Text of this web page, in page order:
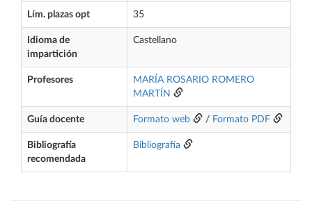
Lím. plazas opt 35
Idioma de
impartición
Castellano
Profesores
MARÍA ROSARIO ROMERO
MARTÍN
Guía docente Formato web / Formato PDF
Bibliografía
recomendada
Bibliografía